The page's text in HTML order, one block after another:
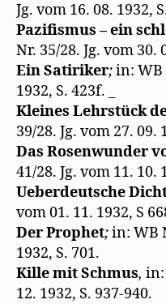
Jg. vom 16. 08. 1932,
Pazifismus – ein
Nr. 35/28. Jg. vom 30.
Ein Satiriker;in: WB
1932, S. 423f. _
Kleines Lehrstück
39/28. Jg. vom 27. 09.
Das Rosenwunder
41/28. Jg. vom 11. 10.
Ueberdeutsche
vom 01. 11. 1932, S
Der Prophet;in: WB
1932, S. 701.
Kille mit Schmus, in:
12. 1932, S. 937-940.